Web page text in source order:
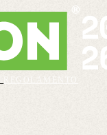
REGOLAMENTO